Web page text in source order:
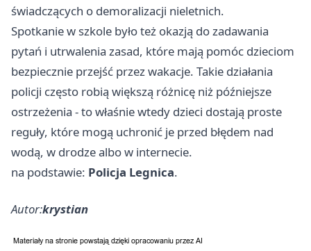
świadczących o demoralizacji nieletnich.
Spotkanie w szkole było też okazją do zadawania
pytań i utrwalenia zasad, które mają pomóc dzieciom
bezpiecznie przejść przez wakacje. Takie działania
policji często robią większą różnicę niż późniejsze
ostrzeżenia - to właśnie wtedy dzieci dostają proste
reguły, które mogą uchronić je przed błędem nad
wodą, w drodze albo w internecie.
na podstawie: Policja Legnica.
Autor:krystian